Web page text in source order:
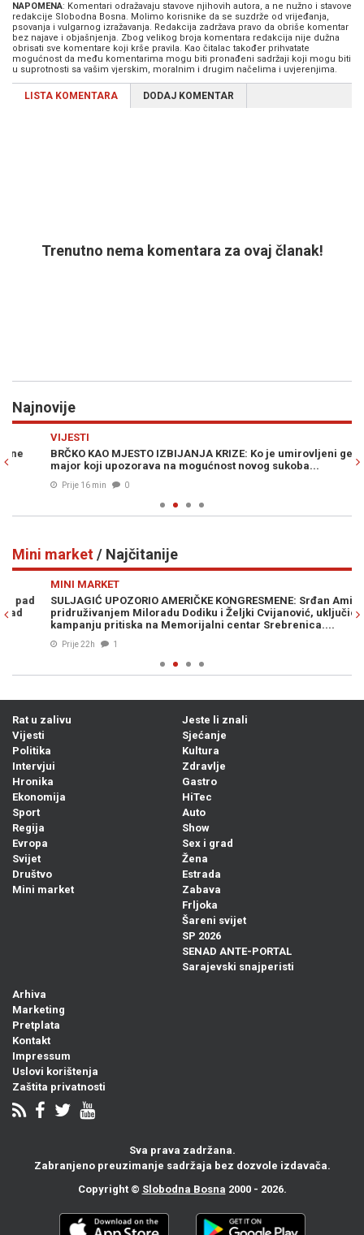
NAPOMENA: Komentari odražavaju stavove njihovih autora, a ne nužno i stavove
redakcije Slobodna Bosna. Molimo korisnike da se suzdrže od vrijeđanja,
psovanja i vulgarnog izražavanja. Redakcija zadržava pravo da obriše komentar
bez najave i objašnjenja. Zbog velikog broja komentara redakcija nije dužna
obrisati sve komentare koji krše pravila. Kao čitalac također prihvatate
mogućnost da među komentarima mogu biti pronađeni sadržaji koji mogu biti
u suprotnosti sa vašim vjerskim, moralnim i drugim načelima i uvjerenjima.
LISTA KOMENTARA DODAJ KOMENTAR
Trenutno nema komentara za ovaj članak!
Najnovije
VIJESTI
BRČKO KAO MJESTO IZBIJANJA KRIZE: Ko je umirovljeni general-
major koji upozorava na mogućnost novog sukoba...
Prije 16 min 0
Mini market/ Najčitanije
MINI MARKET
SULJAGIĆ UPOZORIO AMERIČKE KONGRESMENE: Srđan Amidžić,
pridruživanjem Miloradu Dodiku i Željki Cvijanović, uključio se u
kampanju pritiska na Memorijalni centar Srebrenica....
Prije 22h 1
Rat u zalivu
Vijesti
Politika
Intervjui
Hronika
Ekonomija
Sport
Regija
Evropa
Svijet
Društvo
Mini market
Jeste li znali
Sjećanje
Kultura
Zdravlje
Gastro
HiTec
Auto
Show
Sex i grad
Žena
Estrada
Zabava
Frljoka
Šareni svijet
SP 2026
SENAD ANTE-PORTAL
Sarajevski snajperisti
Arhiva
Marketing
Pretplata
Kontakt
Impressum
Uslovi korištenja
Zaštita privatnosti
Sva prava zadržana.
Zabranjeno preuzimanje sadržaja bez dozvole izdavača.
Copyright © Slobodna Bosna 2000 - 2026.